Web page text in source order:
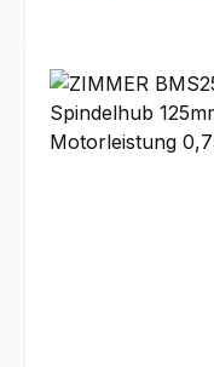
Bildergalerie